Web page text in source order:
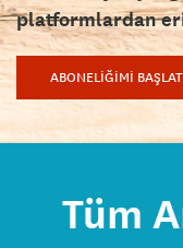
platformlardan
ABONELİĞİMİ BAŞLAT
Tüm